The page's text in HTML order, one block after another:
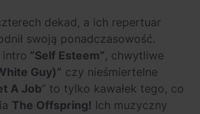
dekad, a ich repertuar
swoją ponadczasowość.
intro “Self Esteem”, chwytliwe
Guy)” czy nieśmiertelne
A Job” to tylko kawałek tego, co
The Offspring! Ich muzyczny